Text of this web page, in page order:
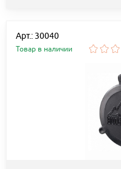
Арт.: 30040
Товар в наличии